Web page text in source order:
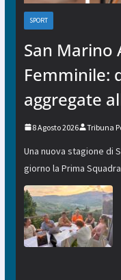
SPORT
San Marino
Femminile:
aggregate
8 Agosto 2026 Tribuna
Una nuova stagione di
giorno la Prima